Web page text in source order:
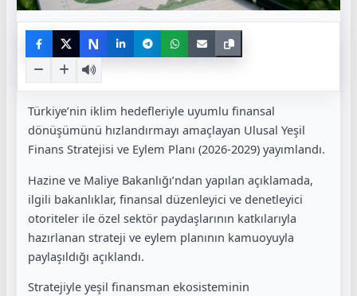
N
Türkiye’nin iklim hedefleriyle uyumlu finansal
dönüşümünü hızlandırmayı amaçlayan Ulusal Yeşil
Finans Stratejisi ve Eylem Planı (2026-2029) yayımlandı.
Hazine ve Maliye Bakanlığı’ndan yapılan açıklamada,
ilgili bakanlıklar, finansal düzenleyici ve denetleyici
otoriteler ile özel sektör paydaşlarının katkılarıyla
hazırlanan strateji ve eylem planının kamuoyuyla
paylaşıldığı açıklandı.
Stratejiyle yeşil finansman ekosisteminin